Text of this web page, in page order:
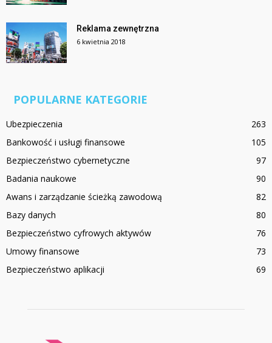
Reklama zewnętrzna
6 kwietnia 2018
POPULARNE KATEGORIE
Ubezpieczenia
263
Bankowość i usługi finansowe
105
Bezpieczeństwo cybernetyczne
97
Badania naukowe
90
Awans i zarządzanie ścieżką zawodową
82
Bazy danych
80
Bezpieczeństwo cyfrowych aktywów
76
Umowy finansowe
73
Bezpieczeństwo aplikacji
69